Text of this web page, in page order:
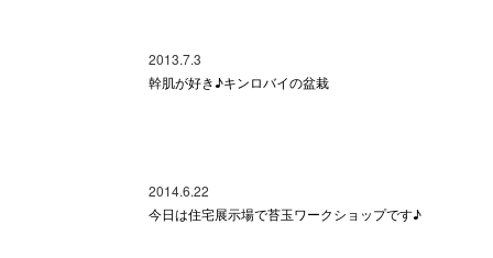
2013.7.3
幹肌が好き♪キンロバイの盆栽
2014.6.22
今日は住宅展示場で苔玉ワークショップです♪